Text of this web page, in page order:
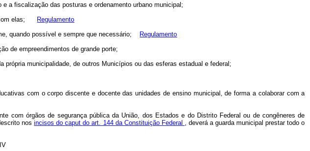
a fiscalização das posturas e ordenamento urbano municipal;
com elas; Regulamento
quando possível e sempre que necessário; Regulamento
de empreendimentos de grande porte;
municipalidade, de outros Municípios ou das esferas estadual e federal;
com o corpo discente e docente das unidades de ensino municipal, de forma a colaborar com a
com órgãos de segurança pública da União, dos Estados e do Distrito Federal ou de congêneres de
nosincisos docaputdo art. 144 da Constituição Federal
, deverá a guarda municipal prestar todo o